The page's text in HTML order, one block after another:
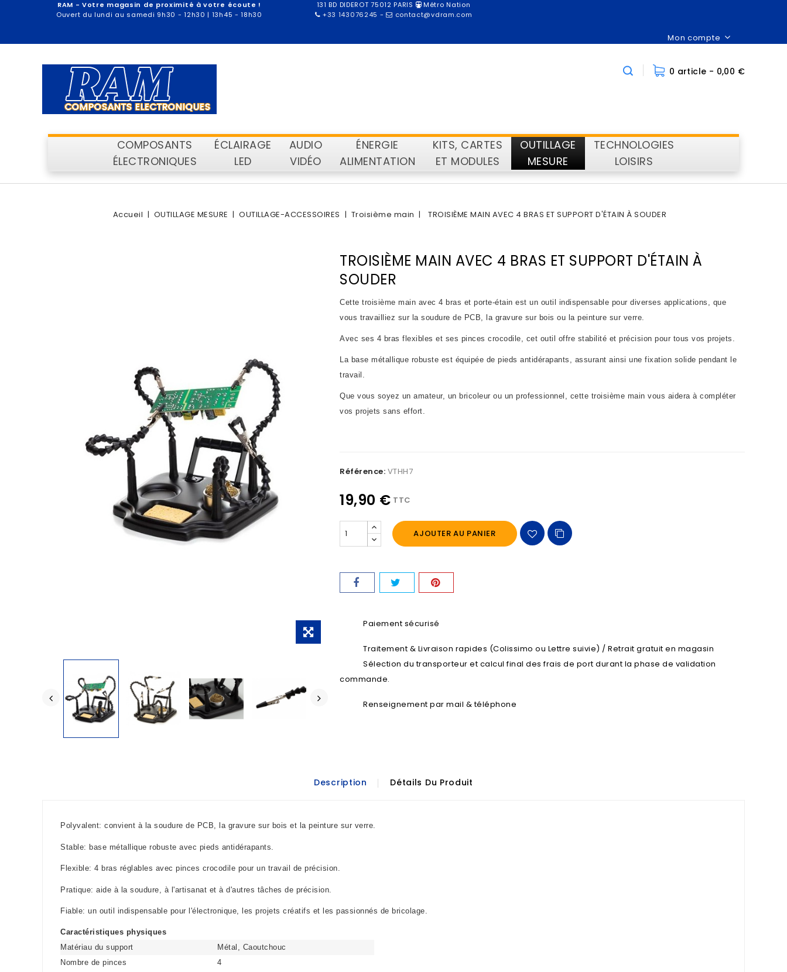
RAM - Votre magasin de proximité à votre écoute !
Ouvert du lundi au samedi 9h30 - 12h30 | 13h45 - 18h30
131 BD DIDEROT 75012 PARIS
Métro Nation
+33 143076245 - contact@vdram.com
Mon compte
0 article - 0,00 €
COMPOSANTS
ÉLECTRONIQUES
ÉCLAIRAGE
LED
AUDIO
VIDÉO
ÉNERGIE
ALIMENTATION
KITS, CARTES
ET MODULES
OUTILLAGE
MESURE
TECHNOLOGIES
LOISIRS
Accueil OUTILLAGE MESURE OUTILLAGE-ACCESSOIRES Troisième main TROISIÈME MAIN AVEC 4 BRAS ET SUPPORT D'ÉTAIN À SOUDER
TROISIÈME MAIN AVEC 4 BRAS ET SUPPORT D'ÉTAIN À
SOUDER
Cette troisième main avec 4 bras et porte-étain est un outil indispensable pour diverses applications, que
vous travailliez sur la soudure de PCB, la gravure sur bois ou la peinture sur verre.
Avec ses 4 bras flexibles et ses pinces crocodile, cet outil offre stabilité et précision pour tous vos projets.
La base métallique robuste est équipée de pieds antidérapants, assurant ainsi une fixation solide pendant le
travail.
Que vous soyez un amateur, un bricoleur ou un professionnel, cette troisième main vous aidera à compléter
vos projets sans effort.
Référence: VTHH7
19,90 € TTC
AJOUTER AU PANIER
Paiement sécurisé
Traitement & Livraison rapides (Colissimo ou Lettre suivie) / Retrait gratuit en magasin
Sélection du transporteur et calcul final des frais de port durant la phase de validation
commande.
Renseignement par mail & téléphone
Description Détails Du Produit
Polyvalent: convient à la soudure de PCB, la gravure sur bois et la peinture sur verre.
Stable: base métallique robuste avec pieds antidérapants.
Flexible: 4 bras réglables avec pinces crocodile pour un travail de précision.
Pratique: aide à la soudure, à l'artisanat et à d'autres tâches de précision.
Fiable: un outil indispensable pour l'électronique, les projets créatifs et les passionnés de bricolage.
Caractéristiques physiques
Matériau du support
Métal, Caoutchouc
Nombre de pinces
4